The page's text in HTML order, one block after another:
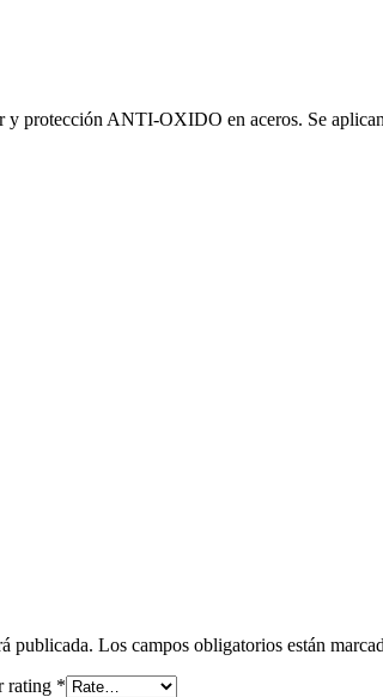
protección ANTI-OXIDO en aceros. Se
publicada. Los campos obligatorios están
rating *